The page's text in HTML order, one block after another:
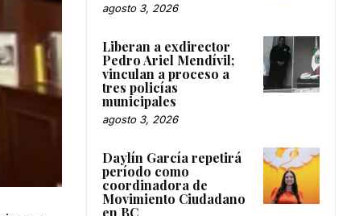
agosto 3, 2026
Liberan a exdirector
Pedro Ariel Mendívil;
vinculan a proceso a
tres policías
municipales
agosto 3, 2026
Daylín García repetirá
período como
coordinadora de
Movimiento Ciudadano
en BC